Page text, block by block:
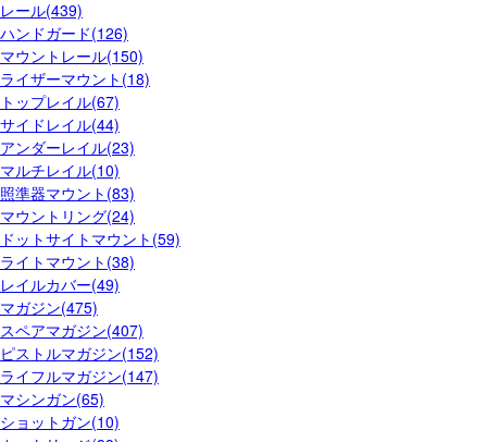
レール(439)
ハンドガード(126)
マウントレール(150)
ライザーマウント(18)
トップレイル(67)
サイドレイル(44)
アンダーレイル(23)
マルチレイル(10)
照準器マウント(83)
マウントリング(24)
ドットサイトマウント(59)
ライトマウント(38)
レイルカバー(49)
マガジン(475)
スペアマガジン(407)
ピストルマガジン(152)
ライフルマガジン(147)
マシンガン(65)
ショットガン(10)